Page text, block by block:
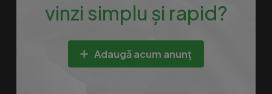
vinzi simplu și rapid?
Adaugă acum anunț